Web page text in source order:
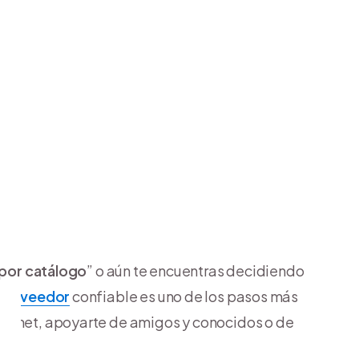
catálogo” o aún te encuentras decidiendo
proveedorconfiable es uno de los pasos más
apoyarte de amigos y conocidos o de